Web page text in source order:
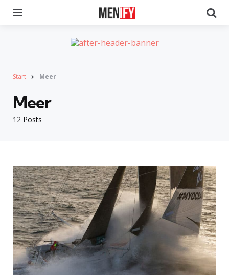
Start Meer
12 Posts
Meer